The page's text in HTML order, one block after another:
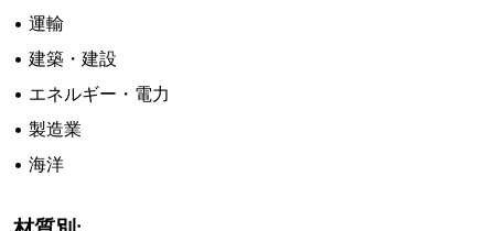
• 運輸
• 建築・建設
• エネルギー・電力
• 製造業
• 海洋